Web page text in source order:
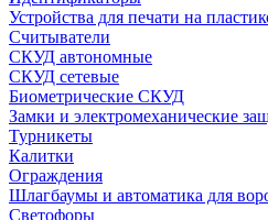
Устройства для печати на
Считыватели
СКУД автономные
СКУД сетевые
Биометрические СКУД
Замки и электромеханические
Турникеты
Калитки
Ограждения
Шлагбаумы и автоматика для
Светофоры